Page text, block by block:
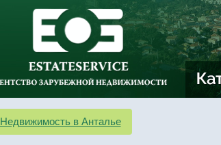
Недвижимость в Анталье